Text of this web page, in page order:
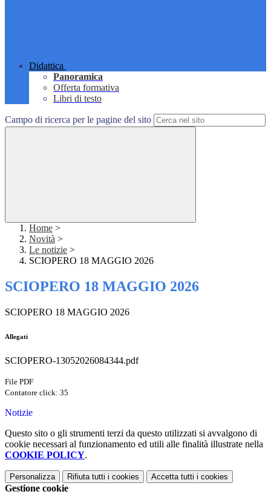
Didattica
Panoramica
Offerta formativa
Libri di testo
Campo di ricerca per le pagine del sito
Home >
Novità >
Le notizie >
SCIOPERO 18 MAGGIO 2026
SCIOPERO 18 MAGGIO 2026
SCIOPERO 18 MAGGIO 2026
Allegati
SCIOPERO-13052026084344.pdf
File PDF
Contatore click: 35
Notizie
Questo sito o gli strumenti terzi da questo utilizzati si avvalgono di
cookie necessari al funzionamento ed utili alle finalità illustrate nella
COOKIE POLICY.
Personalizza Rifiuta tutti i cookies Accetta tutti i cookies
Gestione cookie